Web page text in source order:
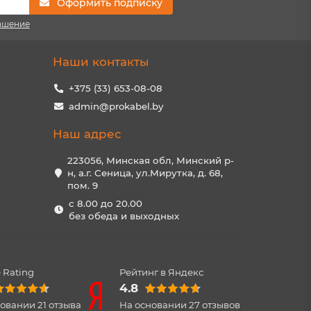
Оформить подписку
Наши контакты
+375 (33) 653-08-08
admin@prokabel.by
Наш адрес
223056, Минская обл, Минский р-
н, а.г. Сеница, ул.Мирутка, д. 68,
пом. 9
с 8.00 до 20.00
без обеда и выходных
Rating
21 отзыва
Рейтинг в Яндекс
4.8
На основании 27отзывов